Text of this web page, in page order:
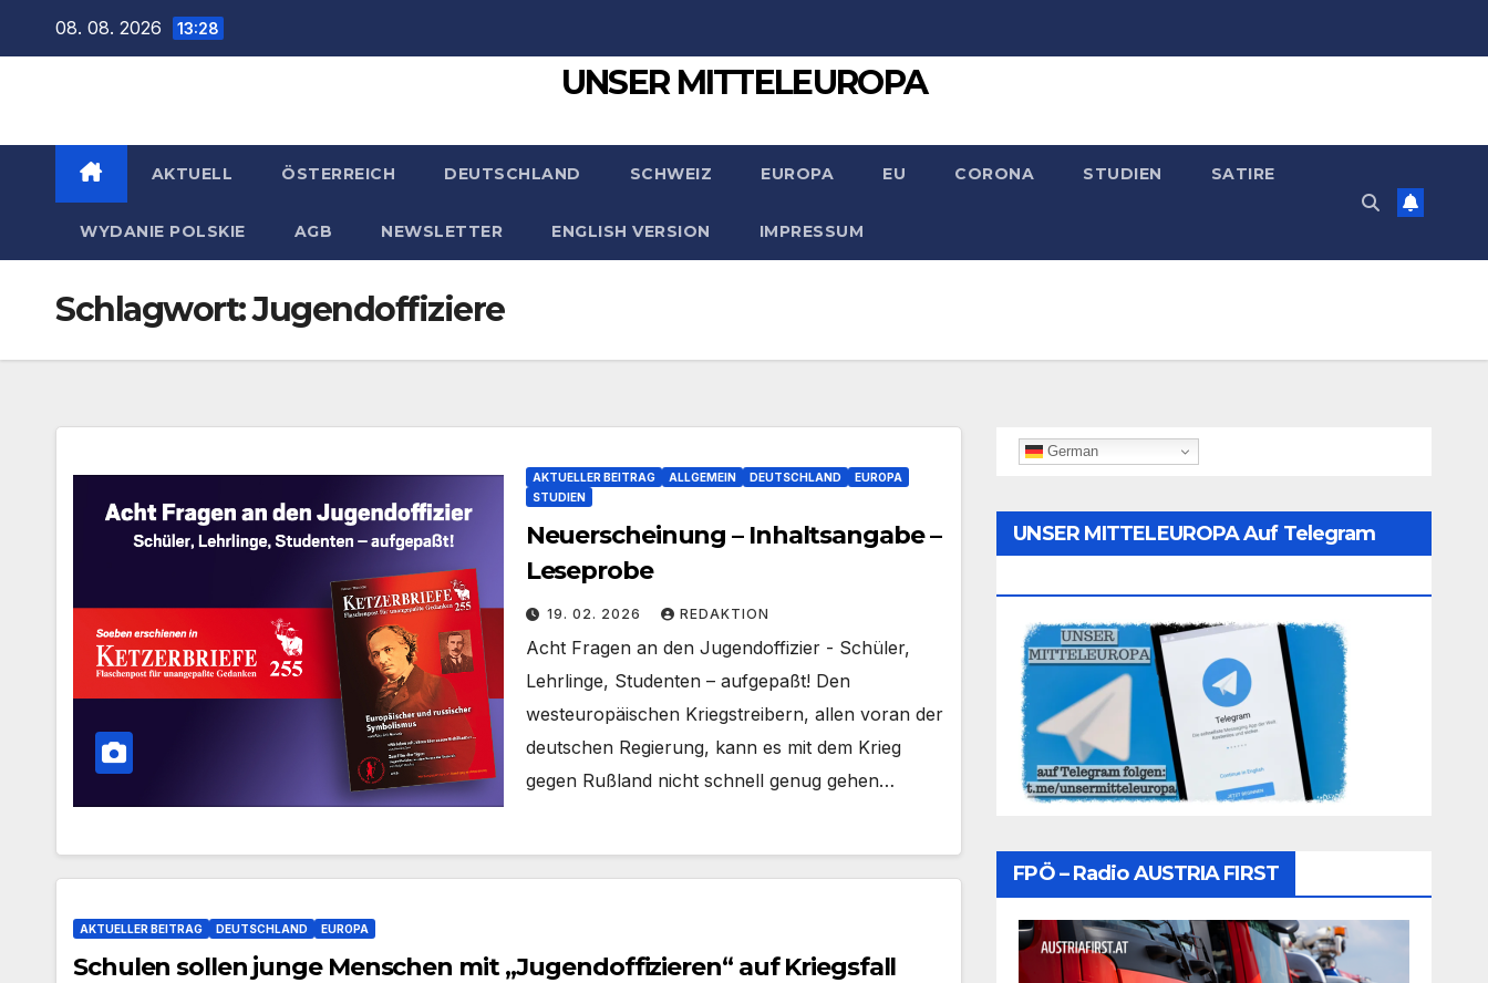
08. 08. 2026 13:28
UNSER MITTELEUROPA
AKTUELL ÖSTERREICH DEUTSCHLAND SCHWEIZ EUROPA EU CORONA STUDIEN SATIRE
WYDANIE POLSKIE AGB NEWSLETTER ENGLISH VERSION IMPRESSUM
Schlagwort:Jugendoffiziere
AKTUELLER BEITRAG ALLGEMEIN DEUTSCHLAND
EUROPA
STUDIEN
Neuerscheinung – Inhaltsangabe –
Leseprobe
19. 02. 2026 REDAKTION
Acht Fragen an den Jugendoffizier - Schüler,
Lehrlinge, Studenten – aufgepaßt! Den
westeuropäischen Kriegstreibern, allen voran der
deutschen Regierung, kann es mit dem Krieg
gegen Rußland nicht schnell genug gehen…
AKTUELLER BEITRAG DEUTSCHLAND EUROPA
Schulen sollen junge Menschen mit „Jugendoffizieren“ auf Kriegsfall
German
UNSER MITTELEUROPA Auf Telegram
FPÖ – Radio AUSTRIA FIRST